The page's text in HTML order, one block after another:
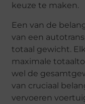
keuze te maken.
Een van de
van een
totaal gewicht.
maximale
wel de
van cruciaal
vervoeren